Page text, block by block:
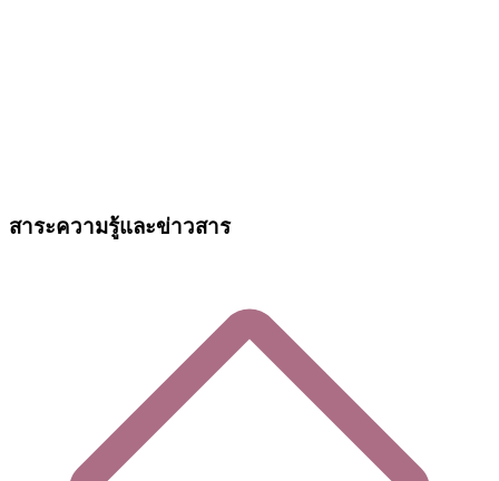
สาระความรู้และข่าวสาร